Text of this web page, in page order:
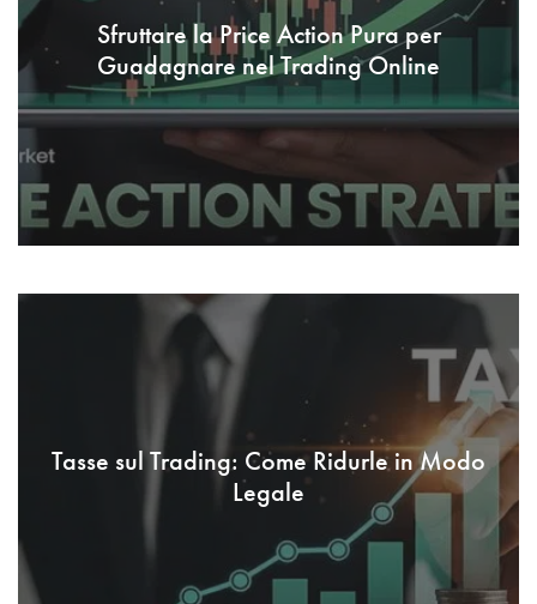
Sfruttare la Price Action Pura per
Guadagnare nel Trading Online
Tasse sul Trading: Come Ridurle in Modo
Legale